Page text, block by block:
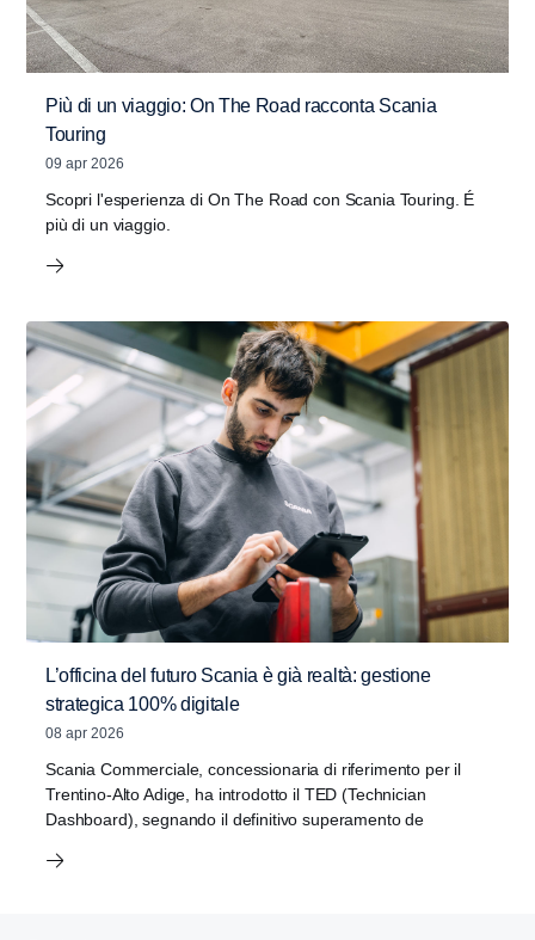
Più di un viaggio: On The Road racconta Scania
Touring
09 apr 2026
Scopri l'esperienza di On The Road con Scania Touring. É
più di un viaggio.
L’officina del futuro Scania è già realtà: gestione
strategica 100% digitale
08 apr 2026
Scania Commerciale, concessionaria di riferimento per il
Trentino-Alto Adige, ha introdotto il TED (Technician
Dashboard), segnando il definitivo superamento de